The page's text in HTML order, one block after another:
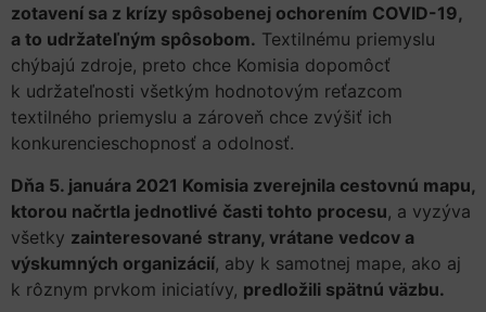
zotavení sa z krízy spôsobenej ochorením COVID-19,
a to udržateľným spôsobom. Textilnému priemyslu
chýbajú zdroje, preto chce Komisia dopomôcť
k udržateľnosti všetkým hodnotovým reťazcom
textilného priemyslu a zároveň chce zvýšiť ich
konkurencieschopnosť a odolnosť.
Dňa 5. januára 2021 Komisia zverejnila cestovnú mapu,
ktorou načrtla jednotlivé časti tohto procesu, a vyzýva
všetky zainteresované strany, vrátane vedcov a
výskumných organizácií, aby k samotnej mape, ako aj
k rôznym prvkom iniciatívy, predložili spätnú väzbu.